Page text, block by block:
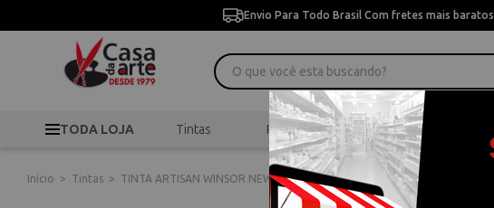
Envio Para Todo Brasil Com fretes mais baratos
TODA LOJA Tintas Pincéis Desenho
Início > Tintas > TINTA ARTISAN WINSOR NEWTON 37ML S1